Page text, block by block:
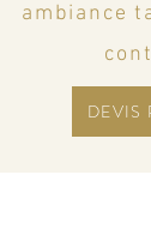
ambiance
DEVIS